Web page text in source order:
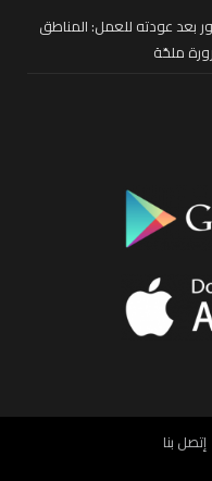
بعد عودته للعمل: المناطق
ملحّة
إتصل بنا